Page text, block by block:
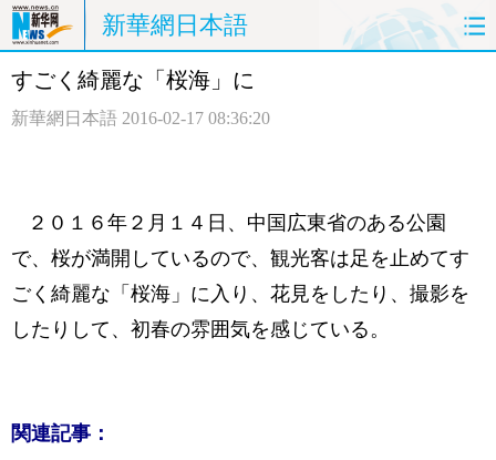
新華網日本語
ホームページ 政治
中日対訳
すごく綺麗な「桜海」に
新華網日本語 2016-02-17 08:36:20
２０１６年２月１４日、中国広東省のある公園
で、桜が満開しているので、観光客は足を止めてす
ごく綺麗な「桜海」に入り、花見をしたり、撮影を
したりして、初春の雰囲気を感じている。
関連記事：